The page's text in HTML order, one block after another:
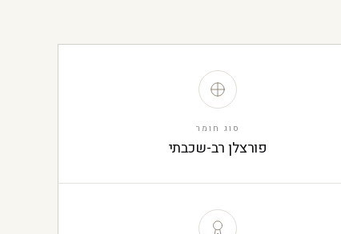
סוג חומר
פורצלן רב-שכבתי